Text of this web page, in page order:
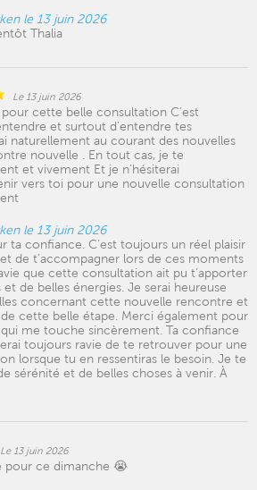
le 13 juin 2026
Thalia
Le 13 juin 2026
cette belle consultation C’est
et surtout d’entendre tes
naturellement au courant des nouvelles
nouvelle . En tout cas, je te
et vivement Et je n’hésiterai
vers toi pour une nouvelle consultation
le 13 juin 2026
ta confiance. C’est toujours un réel plaisir
de t’accompagner lors de ces moments
que cette consultation ait pu t’apporter
de belles énergies. Je serai heureuse
concernant cette nouvelle rencontre et
cette belle étape. Merci également pour
me touche sincèrement. Ta confiance
toujours ravie de te retrouver pour une
lorsque tu en ressentiras le besoin. Je te
sérénité et de belles choses à venir. À
Le 13 juin 2026
pour ce dimanche 😭